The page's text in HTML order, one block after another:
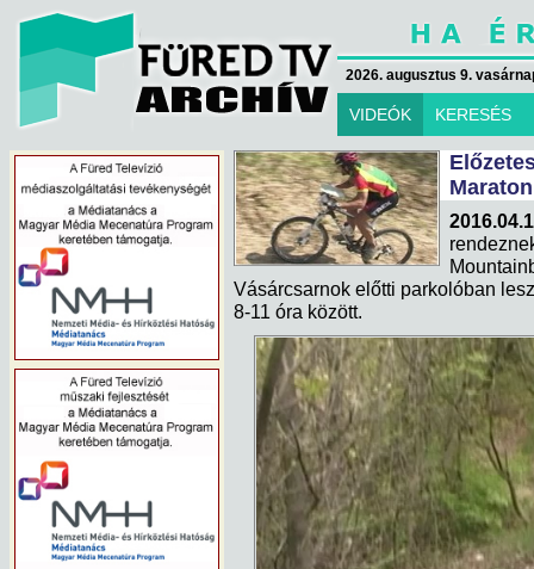
2026. augusztus 9.
VIDEÓK KERESÉS
Vásárcsarnok előtti parkolóban
8-11 óra között.